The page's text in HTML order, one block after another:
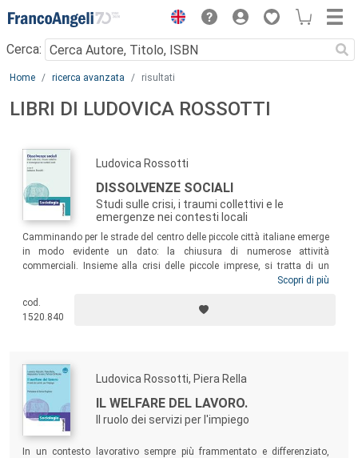
Menu
Cerca:
Main content
Home ricerca avanzata risultati
LIBRI DI LUDOVICA ROSSOTTI
Ludovica Rossotti
DISSOLVENZE SOCIALI
Studi sulle crisi, i traumi collettivi e le
emergenze nei contesti locali
Camminando per le strade del centro delle piccole città italiane emerge
in modo evidente un dato: la chiusura di numerose attività
commerciali. Insieme alla crisi delle piccole imprese, si tratta di un
impoverimento non solo economico, ma anche identitario e culturale.
coesione sociale e di generatività urbana, fattori di crescita e di
sviluppo messi a dura prova dalla pandemia e dalla crisi
Scopri di più
cod.
1520.840
Ludovica Rossotti, Piera Rella
IL WELFARE DEL LAVORO.
Il ruolo dei servizi per l'impiego
In un contesto lavorativo sempre più frammentato e differenziato,